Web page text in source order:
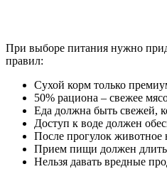
При выборе питания нужно
правил:
Сухой корм только
50% рациона – свежее
Еда должна быть свежей,
Доступ к воде должен
После прогулок животное
Прием пищи должен
Нельзя давать вредные